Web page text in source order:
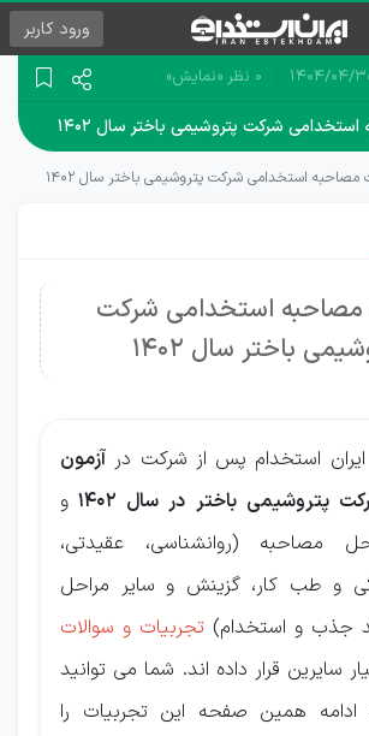
ورود کاربر
۰۴/۳۰ 0 نظر «نمایش»
شرکت پتروشیمی باختر سال ۱۴۰۲
مصاحبه استخدامی شرکت پتروشیمی باختر سال ۱۴۰۲
مصاحبه استخدامی شرکت
باختر سال 1402
ایران استخدام پس از شرکت در آزمون
پتروشیمی باختر در سال 1402
و
مصاحبه (روانشناسی، عقیدتی،
و طب کار، گزینش و سایر مراحل
جذب و استخدام) تجربیات و سوالات
سایرین قرار داده اند. شما می توانید
ادامه همین صفحه این تجربیات را